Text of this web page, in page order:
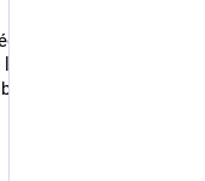
et ses
messine
dans les jours à